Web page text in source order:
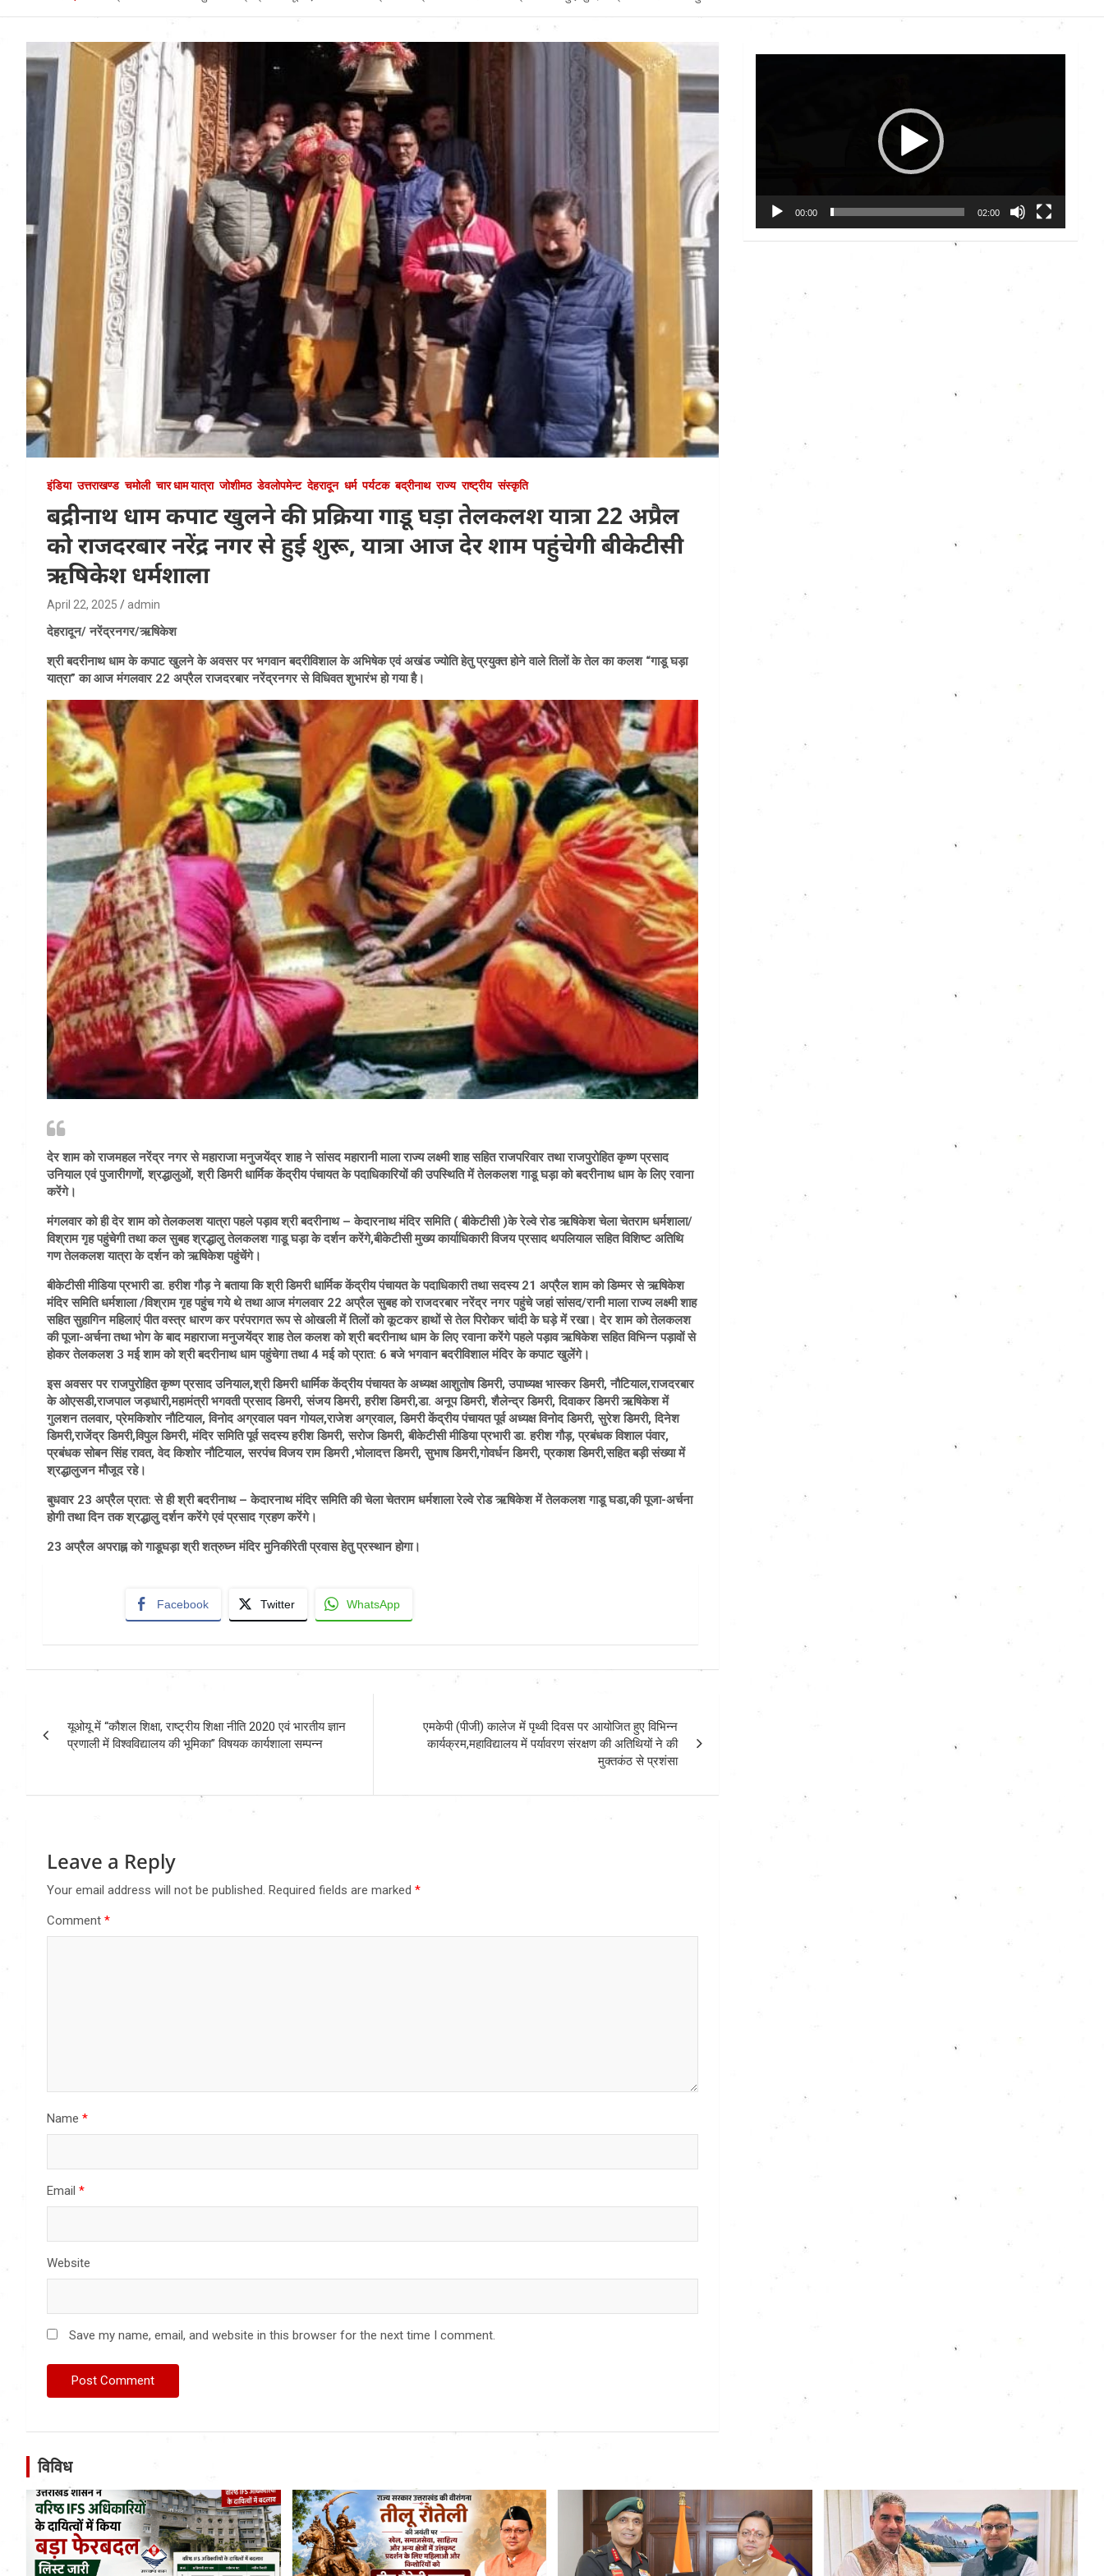
Uttarakhand News in
Hindi
इंडिया उत्तराखण्ड चमोली चार धाम यात्रा जोशीमठ डेवलोपमेन्ट देहरादून धर्म पर्यटक बद्रीनाथ राज्य राष्ट्रीय संस्कृति
बद्रीनाथ धाम कपाट खुलने की प्रक्रिया गाडू घड़ा तेलकलश यात्रा 22 अप्रैल
को राजदरबार नरेंद्र नगर से हुई शुरू, यात्रा आज देर शाम पहुंचेगी बीकेटीसी
ऋषिकेश धर्मशाला
April 22, 2025 admin
देहरादून/ ‌नरेंद्रनगर/ऋषिकेश
श्री बदरीनाथ धाम के कपाट खुलने के अवसर पर भगवान बदरीविशाल के अभिषेक एवं अखंड ज्योति हेतु प्रयुक्त होने वाले तिलों के तेल का कलश “गाडू घड़ा
यात्रा” का आज मंगलवार 22 अप्रैल राजदरबार नरेंद्रनगर से विधिवत शुभारंभ हो गया है।
देर शाम को राजमहल नरेंद्र नगर से महाराजा मनुजयेंद्र शाह ने सांसद महारानी माला राज्य लक्ष्मी शाह सहित राजपरिवार तथा राजपुरोहित कृष्ण प्रसाद
उनियाल एवं पुजारीगणों, श्रद्धालुओं, श्री डिमरी धार्मिक केंद्रीय पंचायत के पदाधिकारियों की उपस्थिति में तेलकलश गाडू घड़ा को बदरीनाथ धाम के लिए रवाना
करेंगे।
मंगलवार को ही देर शाम को तेलकलश यात्रा पहले पड़ाव श्री बदरीनाथ – केदारनाथ मंदिर समिति ( बीकेटीसी )के रेल्वे रोड ऋषिकेश चेला चेतराम धर्मशाला/
विश्राम गृह पहुंचेगी तथा कल सुबह श्रद्धालु तेलकलश गाडू घड़ा के दर्शन करेंगे,बीकेटीसी मुख्य कार्याधिकारी विजय प्रसाद थपलियाल सहित विशिष्ट अतिथि
गण तेलकलश यात्रा के दर्शन को ऋषिकेश पहुंचेंगे।
बीकेटीसी मीडिया प्रभारी डा. हरीश गौड़ ने बताया कि श्री डिमरी धार्मिक केंद्रीय पंचायत के पदाधिकारी तथा सदस्य 21 अप्रैल शाम को डिम्मर से ऋषिकेश
मंदिर समिति धर्मशाला /विश्राम गृह पहुंच गये थे तथा आज मंगलवार 22 अप्रैल सुबह को राजदरबार नरेंद्र नगर पहुंचे जहां सांसद/रानी माला राज्य लक्ष्मी शाह
सहित सुहागिन महिलाएं पीत वस्त्र धारण कर परंपरागत रूप से ओखली में तिलों को कूटकर हाथों से तेल पिरोकर चांदी के घड़े में रखा। देर शाम को तेलकलश
की पूजा-अर्चना तथा भोग के बाद महाराजा मनुजयेंद्र शाह तेल कलश को श्री बदरीनाथ धाम के लिए रवाना करेंगे पहले पड़ाव ऋषिकेश सहित विभिन्न पड़ावों से
होकर तेलकलश 3 मई शाम को श्री बदरीनाथ धाम पहुंचेगा तथा 4 मई को प्रात: 6 बजे भगवान बदरीविशाल मंदिर के कपाट खुलेंगे।
इस अवसर पर राजपुरोहित कृष्ण प्रसाद उनियाल,श्री डिमरी धार्मिक केंद्रीय पंचायत के अध्यक्ष आशुतोष डिमरी, उपाध्यक्ष भास्कर डिमरी, नौटियाल,राजदरबार
के ओएसडी‍,राजपाल जड़धारी,महामंत्री भगवती प्रसाद डिमरी, संजय डिमरी, हरीश डिमरी,डा. अनूप डिमरी, शैलेन्द्र डिमरी, दिवाकर डिमरी ऋषिकेश में
गुलशन तलवार, प्रेमकिशोर नौटियाल, विनोद अग्रवाल पवन गोयल,राजेश अग्रवाल, डिमरी केंद्रीय पंचायत पूर्व अध्यक्ष विनोद डिमरी, सुरेश डिमरी, दिनेश
डिमरी,राजेंद्र डिमरी,विपुल डिमरी, मंदिर समिति पूर्व सदस्य हरीश डिमरी, सरोज डिमरी, बीकेटीसी मीडिया प्रभारी डा. हरीश गौड़, प्रबंधक विशाल पंवार,
प्रबंधक सोबन सिंह रावत, वेद किशोर नौटियाल, सरपंच विजय राम डिमरी ,भोलादत्त डिमरी, सुभाष डिमरी,गोवर्धन डिमरी, प्रकाश डिमरी,सहित बड़ी संख्या में
श्रद्धालुजन मौजूद रहे।
बुधवार 23 अप्रैल प्रात: से ही श्री बदरीनाथ – केदारनाथ मंदिर समिति की चेला चेतराम धर्मशाला रेल्वे रोड ऋषिकेश में तेलकलश गाडू घडा,की पूजा-अर्चना
होगी तथा दिन तक श्रद्धालु दर्शन करेंगे एवं प्रसाद ग्रहण करेंगे।
23 अप्रैल अपराह्न को गाडूघड़ा श्री शत्रुघ्न मंदिर मुनिकीरेती प्रवास हेतु प्रस्थान होगा।
Facebook Twitter WhatsApp
Post
navigation
यूओयू में “कौशल शिक्षा, राष्ट्रीय शिक्षा नीति 2020 एवं भारतीय ज्ञान
प्रणाली में विश्वविद्यालय की भूमिका” विषयक कार्यशाला सम्पन्न
एमकेपी (पीजी) कालेज में पृथ्वी दिवस पर आयोजित हुए विभिन्न
कार्यक्रम,महाविद्यालय में पर्यावरण संरक्षण की अतिथियों ने की
मुक्तकंठ से प्रशंसा
Leave a Reply
Your email address will not be published. Required fields are marked *
Comment *
Name *
Email *
Website
Save my name, email, and website in this browser for the next time I comment.
00:00 02:00
विविध